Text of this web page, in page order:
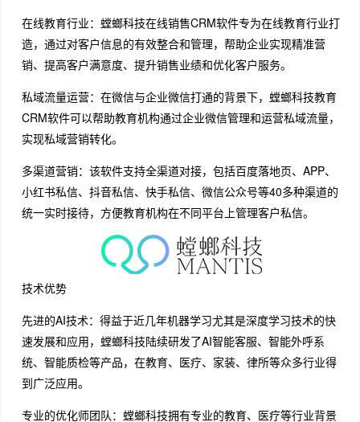
在线教育行业：螳螂科技在线销售CRM软件专为在线教育行业打
造，通过对客户信息的有效整合和管理，帮助企业实现精准营
销、提高客户满意度、提升销售业绩和优化客户服务。
私域流量运营：在微信与企业微信打通的背景下，螳螂科技教育
CRM软件可以帮助教育机构通过企业微信管理和运营私域流量，
实现私域营销转化。
多渠道营销：该软件支持全渠道对接，包括百度落地页、APP、
小红书私信、抖音私信、快手私信、微信公众号等40多种渠道的
统一实时接待，方便教育机构在不同平台上管理客户私信。
技术优势
先进的AI技术：得益于近几年机器学习尤其是深度学习技术的快
速发展和应用，螳螂科技陆续研发了AI智能客服、智能外呼系
统、智能质检等产品，在教育、医疗、家装、律所等众多行业得
到广泛应用。
专业的优化师团队：螳螂科技拥有专业的教育、医疗等行业背景